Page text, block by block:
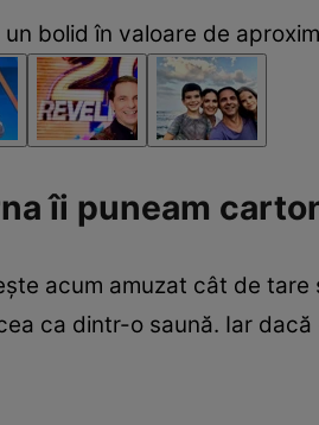
bolid în valoare de
îi puneam
acum amuzat cât de
ca dintr-o saună. Iar